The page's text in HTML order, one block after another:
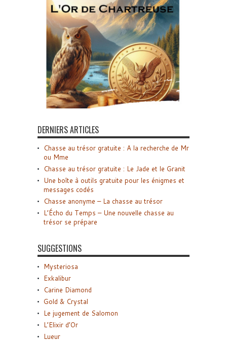
DERNIERS ARTICLES
Chasse au trésor gratuite : A la recherche de Mr
ou Mme
Chasse au trésor gratuite : Le Jade et le Granit
Une boîte à outils gratuite pour les énigmes et
messages codés
Chasse anonyme – La chasse au trésor
L’Écho du Temps – Une nouvelle chasse au
trésor se prépare
SUGGESTIONS
Mysteriosa
Exkalibur
Carine Diamond
Gold & Crystal
Le jugement de Salomon
L’Elixir d’Or
Lueur